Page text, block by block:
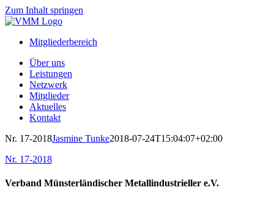
Zum Inhalt springen
Mitgliederbereich
Über uns
Leistungen
Netzwerk
Mitglieder
Aktuelles
Kontakt
Nr. 17-2018Jasmine Tunke2018-07-24T15:04:07+02:00
Nr. 17-2018
Verband Münsterländischer Metallindustrieller e.V.